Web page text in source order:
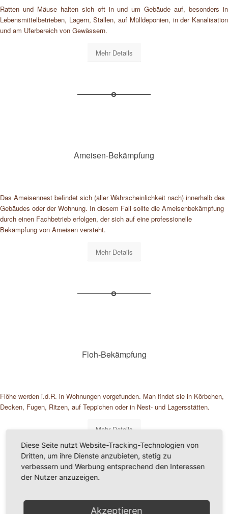
Ratten und Mäuse halten sich oft in und um Gebäude auf, besonders in
Lebensmittelbetrieben, Lagern, Ställen, auf Mülldeponien, in der Kanalisation
und am Uferbereich von Gewässern.
Mehr Details
Ameisen-Bekämpfung
Das Ameisennest befindet sich (aller Wahrscheinlichkeit nach) innerhalb des
Gebäudes oder der Wohnung. In diesem Fall sollte die Ameisenbekämpfung
durch einen Fachbetrieb erfolgen, der sich auf eine professionelle
Bekämpfung von Ameisen versteht.
Mehr Details
Floh-Bekämpfung
Flöhe werden i.d.R. in Wohnungen vorgefunden. Man findet sie in Körbchen,
Decken, Fugen, Ritzen, auf Teppichen oder in Nest- und Lagersstätten.
Mehr Details
Diese Seite nutzt Website-Tracking-Technologien von
Dritten, um ihre Dienste anzubieten, stetig zu
verbessern und Werbung entsprechend den Interessen
der Nutzer anzuzeigen.
Akzeptieren